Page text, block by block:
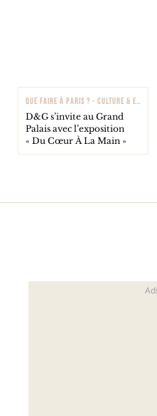
QUE FAIRE À PARIS ? - CULTURE & EXPOSITIONS
D&G s’invite au Grand
Palais avec l’exposition
« Du Cœur À La Main »